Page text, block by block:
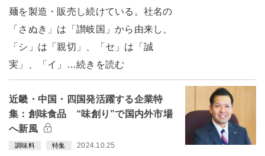
麺を製造・販売し続けている。社名の
「さぬき」は「讃岐国」から由来し、
「シ」は「親切」、「セ」は「誠
実」、「イ」…続きを読む
近畿・中国・四国発活躍する企業特
集：創味食品 “味創り”で国内外市場
へ新風
調味料 特集 2024.10.25